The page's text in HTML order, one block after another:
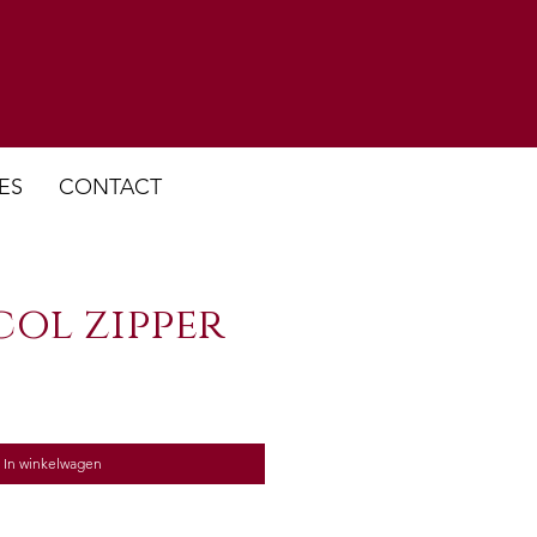
CONTACT
zipper
In winkelwagen